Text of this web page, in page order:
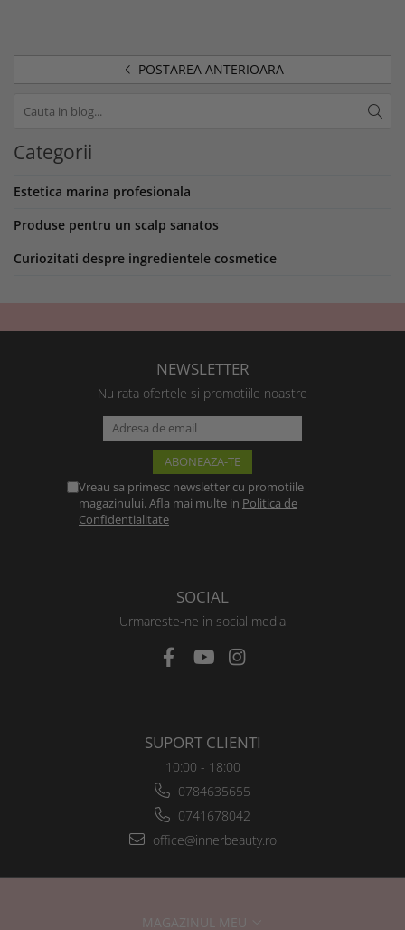
POSTAREA ANTERIOARA
Categorii
Estetica marina profesionala
Produse pentru un scalp sanatos
Curiozitati despre ingredientele cosmetice
NEWSLETTER
Nu rata ofertele si promotiile noastre
Vreau sa primesc newsletter cu promotiile
magazinului. Afla mai multe in Politica de
Confidentialitate
SOCIAL
Urmareste-ne in social media
SUPORT CLIENTI
10:00 - 18:00
0784635655
0741678042
office@innerbeauty.ro
MAGAZINUL MEU